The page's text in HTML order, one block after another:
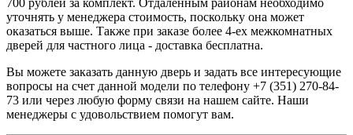
уточнять у менеджера стоимость, поскольку она может
оказаться выше. Также при заказе более 4-ех межкомнатных
дверей для частного лица - доставка бесплатна.
Вы можете заказать данную дверь и задать все интересующие
вопросы на счет данной модели по телефону +7 (351) 270-84-
73 или через любую форму связи на нашем сайте. Наши
менеджеры с удовольствием помогут вам.